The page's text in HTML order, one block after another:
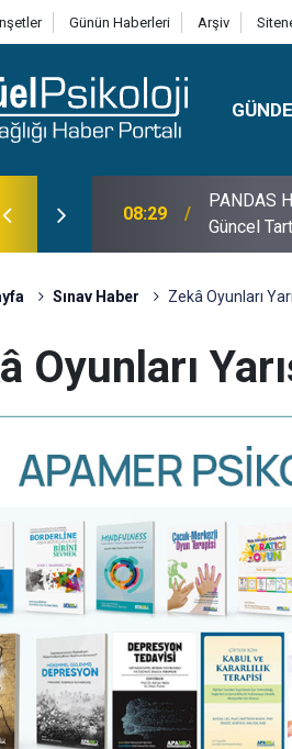
Günün Haberleri Arşiv
Kriterleri ve
10:30 10 Mayıs
Sınav Haber Zekâ Oyunları
Oyunları